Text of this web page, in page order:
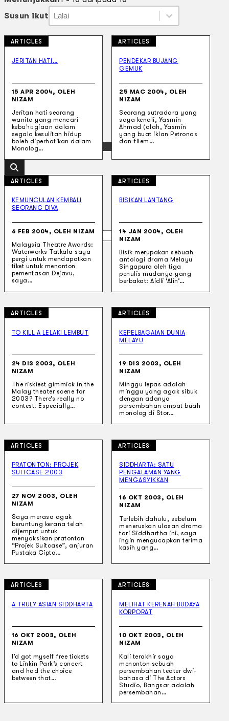
Teater
Penapisan
Sejarah Lisan
Hubungi Kami
BM
EN
Cari laman web
Gelintar
×
Susun ikut Susun ikut
Susun ikut
Susun ikut
ARTICLES
JERITAN HATI…
15 APR 2004, OLEH
NIZAM
Jeritan hati seorang
wanita yang mencari
kebahagiaan dalam
segala kesulitan hidup
boleh diperhatikan dalam
Monolog…
ARTICLES
PENDEKAR BUJANG
GEMUK
25 MAC 2004, OLEH
NIZAM
Seorang sutradara yang
saya kenali, Yasmin
Ahmad (alah, Yasmin
yang buat iklan Petronas
dan filem…
ARTICLES
KEMUNCULAN KEMBALI
SEORANG DIVA
6 FEB 2004, OLEH NIZAM
Malaysia Theatre Awards:
Waterworks Tatkala saya
pergi untuk mendapatkan
tiket untuk menonton
pementasan Dejavu,
saya…
ARTICLES
BISIKAN LANTANG
14 JAN 2004, OLEH
NIZAM
Bisik merupakan sebuah
antologi drama Melayu
Singapura oleh tiga
penulis mudanya yang
berbakat: Aidli ‘Alin’…
ARTICLES
TO KILL A LELAKI LEMBUT
24 DIS 2003, OLEH
NIZAM
The riskiest gimmick in the
Malay theater scene for
2003? There’s really no
contest. Especially…
ARTICLES
KEPELBAGAIAN DUNIA
MELAYU
19 DIS 2003, OLEH
NIZAM
Minggu lepas adalah
minggu yang agak sibuk
dengan adanya
persembahan empat buah
monolog di Stor…
ARTICLES
PRATONTON: PROJEK
SUITCASE 2003
27 NOV 2003, OLEH
NIZAM
Saya merasa agak
beruntung kerana telah
dijemput untuk
menyaksikan pratonton
“Projek Suitcase”, anjuran
Pustaka Cipta…
ARTICLES
SIDDHARTA: SATU
PENGALAMAN YANG
MENGASYIKKAN
16 OKT 2003, OLEH
NIZAM
Terlebih dahulu, sebelum
meneruskan ulasan drama
tari Siddhartha ini, saya
ingin mengucapkan terima
kasih yang…
ARTICLES
A TRULY ASIAN SIDDHARTA
16 OKT 2003, OLEH
NIZAM
I’d got myself free tickets
to Linkin Park’s concert
and had the choice
between that…
ARTICLES
MELIHAT KERENAH BUDAYA
KORPORAT
10 OKT 2003, OLEH
NIZAM
Kali terakhir saya
menonton sebuah
persembahan teater dwi-
bahasa di The Actors
Studio, Bangsar adalah
persembahan…